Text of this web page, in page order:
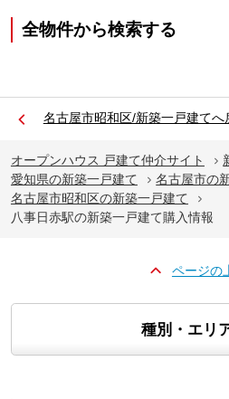
全物件から検索する
名古屋市昭和区/新築一戸建てへ
オープンハウス 戸建て仲介サイト
愛知県の新築一戸建て
名古屋市の
名古屋市昭和区の新築一戸建て
八事日赤駅の新築一戸建て購入情報
ページの
種別・エリ